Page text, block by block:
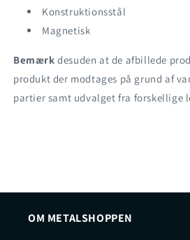
Konstruktionsstål
Magnetisk
Bemærk desuden at de afbillede
produkt der modtages på grund af
partier samt udvalget fra forskellige
OM METALSHOPPEN